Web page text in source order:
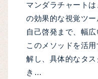
マンダラチャート
の効果的な視覚ツ
自己啓発まで、幅広
このメソッドを活
解し、具体的なタ
き…